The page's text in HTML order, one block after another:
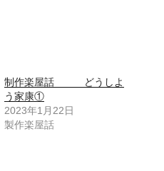
制作楽屋話 どうしよ
う家康①
2023年1月22日
製作楽屋話